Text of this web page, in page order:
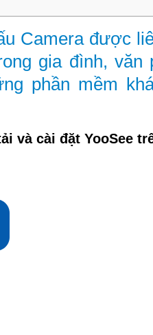
Camera được
gia đình,
phần mềm
và cài đặt YooSee